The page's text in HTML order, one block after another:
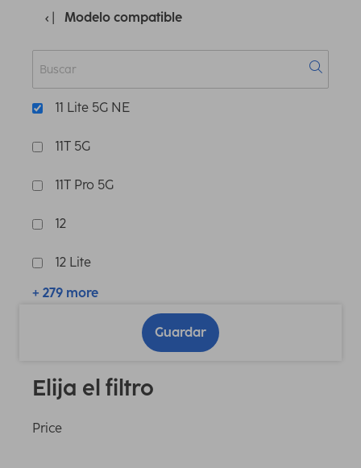
Modelo compatible
11 Lite 5G NE
11T 5G
11T Pro 5G
12
12 Lite
+ 279 more
Guardar
Elija el filtro
Price